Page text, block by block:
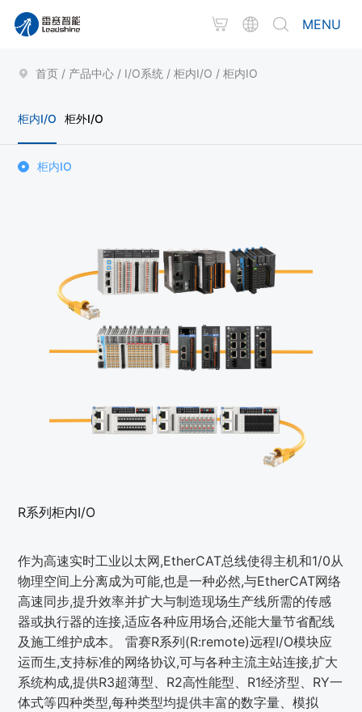
MENU
首页 / 产品中心 / I/O系统 / 柜内I/O / 柜内IO
柜内I/O 柜外I/O
柜内IO
R系列柜内I/O
作为高速实时工业以太网,EtherCAT总线使得主机和1/0从
物理空间上分离成为可能,也是一种必然,与EtherCAT网络
高速同步,提升效率并扩大与制造现场生产线所需的传感
器或执行器的连接,适应各种应用场合,还能大量节省配线
及施工维护成本。 雷赛R系列(R:remote)远程I/O模块应
运而生,支持标准的网络协议,可与各种主流主站连接,扩大
系统构成,提供R3超薄型、R2高性能型、R1经济型、RY一
体式等四种类型,每种类型均提供丰富的数字量、模拟